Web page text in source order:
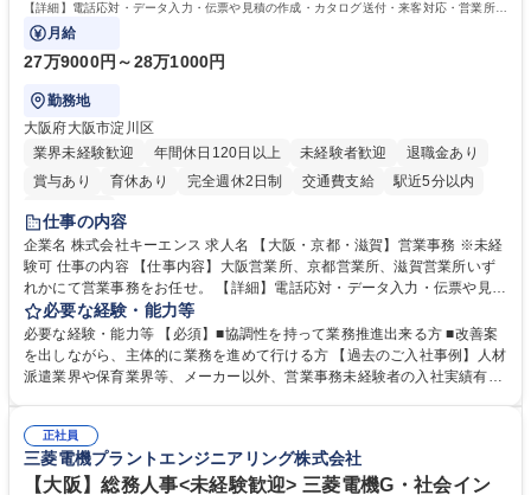
格：
【詳細】電話応対・データ入力・伝票や見積の作成・カタログ送付・来客対応・営業所内
で発生する事務業務や業務改善をお任せ。
月給
27万9000円～28万1000円
勤務地
大阪府大阪市淀川区
業界未経験歓迎
年間休日120日以上 未経験者歓迎
退職金あり
賞与あり
育休あり 完全週休2日制 交通費支給
駅近5分以内
土日祝休み
仕事の内容
企業名 株式会社キーエンス 求人名 【大阪・京都・滋賀】営業事務 ※未経
験可 仕事の内容 【仕事内容】大阪営業所、京都営業所、滋賀営業所いず
れかにて営業事務をお任せ。 【詳細】電話応対・データ入力・伝票や見積
の作成・カタログ送付・来客対応・営業所内で発生する事務業務や業務改
善をお任せ。 【教育制度】ご入社後、育成担当とペアになりながらOJTに
て業務を覚えていただくことが可能です。業務システムがきちんと構築さ
れているため、スムーズに仕事に慣れることができる環境です。また、
募集職種 【大阪・京都・滋賀】営業事務 ※未経験可
必要な経験・能力等
必要な経験・能力等 【必須】■協調性を持って業務推進出来る方 ■改善案
を出しながら、主体的に業務を進めて行ける方 【過去のご入社事例】人材
派遣業界や保育業界等、メーカー以外、営業事務未経験者の入社実績有
えて、お客様や社員の状況に合わせ、能動的なサポート、改善の動きも期
待され。組織を支えるスペシャリストとして、チームに貢献し、結果的に
社員から頼られる存在になることができます。平均19:30の退勤以降の業
正社員
三菱電機プラントエンジニアリング株式会社
【大阪】総務人事<未経験歓迎> 三菱電機G・社会イン